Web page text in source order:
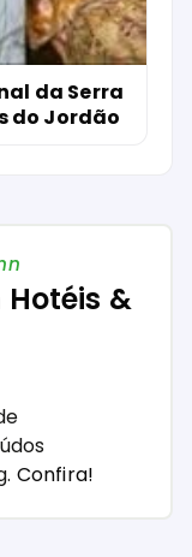
da Serra
do Jordão
&
Confira!